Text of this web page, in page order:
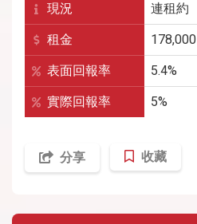
現況 連租約
租金 178,000
表面回報率 5.4%
實際回報率 5%
分享 收藏